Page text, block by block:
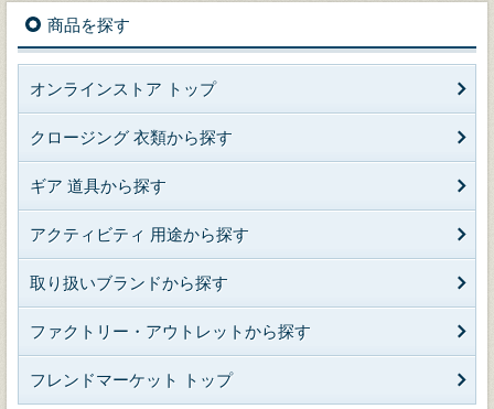
商品を探す
オンラインストア トップ
クロージング 衣類から探す
ギア 道具から探す
アクティビティ 用途から探す
取り扱いブランドから探す
ファクトリー・アウトレットから探す
フレンドマーケット トップ